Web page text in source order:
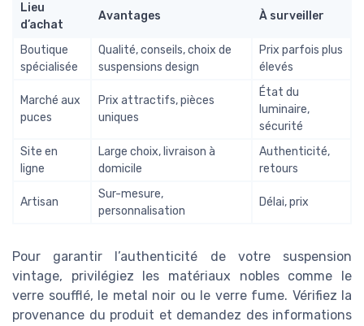
Lieu
d’achat
Avantages À surveiller
Boutique
spécialisée
Qualité, conseils, choix de
suspensions design
Prix parfois plus
élevés
Marché aux
puces
Prix attractifs, pièces
uniques
État du
luminaire,
sécurité
Site en
ligne
Large choix, livraison à
domicile
Authenticité,
retours
Artisan
Sur-mesure,
personnalisation
Délai, prix
Pour garantir l’authenticité de votre suspension
vintage, privilégiez les matériaux nobles comme le
verre soufflé, le metal noir ou le verre fume. Vérifiez la
provenance du produit et demandez des informations